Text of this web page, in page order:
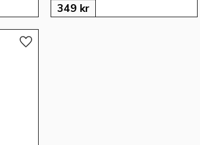
349 kr
Lägg till i favoriter